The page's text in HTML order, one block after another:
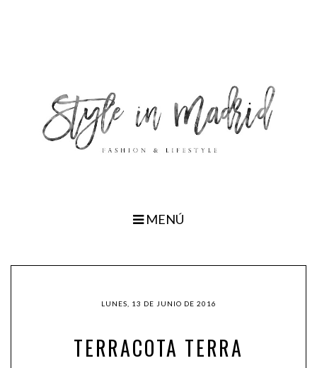
MENÚ
LUNES, 13 DE JUNIO DE 2016
TERRACOTA TERRA